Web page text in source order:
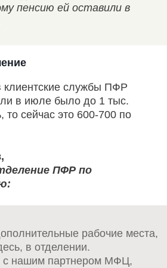
пенсию ей оставили в
клиентские службы ПФР
в июле было до 1 тыс.
сейчас это 600-700 по
ПФР по
рабочие места,
в отделении.
с нашим партнером МФЦ,